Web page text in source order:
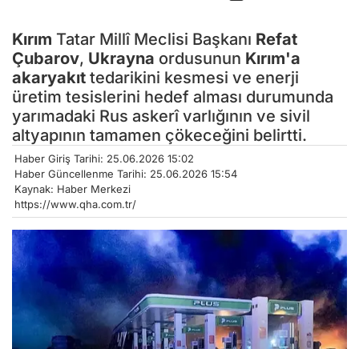
Kırım Tatar Millî Meclisi Başkanı Refat
Çubarov, Ukrayna ordusunun Kırım'a
akaryakıt tedarikini kesmesi ve enerji
üretim tesislerini hedef alması durumunda
yarımadaki Rus askerî varlığının ve sivil
altyapının tamamen çökeceğini belirtti.
Haber Giriş Tarihi: 25.06.2026 15:02
Haber Güncellenme Tarihi: 25.06.2026 15:54
Kaynak: Haber Merkezi
https://www.qha.com.tr/